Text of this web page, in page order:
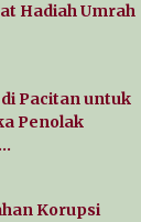
Hadiah Umrah
Pacitan untuk
Penolak
Korupsi